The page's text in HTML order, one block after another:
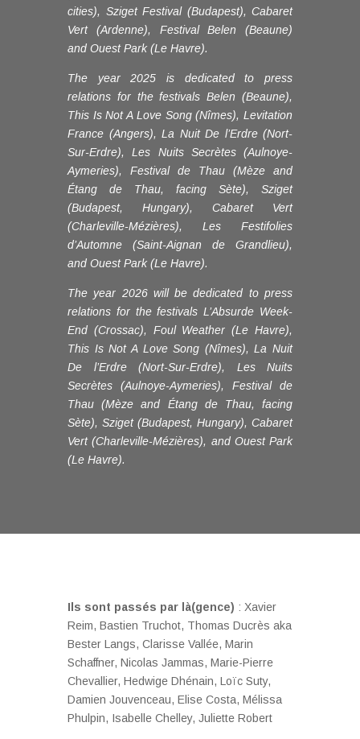
cities), Sziget Festival (Budapest), Cabaret
Vert (Ardenne), Festival Belen (Beaune)
and Ouest Park (Le Havre).
The year 2025 is dedicated to press
relations for the festivals Belen (Beaune),
This Is Not A Love Song (Nîmes), Levitation
France (Angers), La Nuit De l’Erdre (Nort-
Sur-Erdre), Les Nuits Secrètes (Aulnoye-
Aymeries), Festival de Thau (Mèze and
Étang de Thau, facing Sète), Sziget
(Budapest, Hungary), Cabaret Vert
(Charleville-Mézières), Les Festifolies
d’Automne (Saint-Aignan de Grandlieu),
and Ouest Park (Le Havre).
The year 2026 will be dedicated to press
relations for the festivals L’Absurde Week-
End (Crossac), Foul Weather (Le Havre),
This Is Not A Love Song (Nîmes), La Nuit
De l’Erdre (Nort-Sur-Erdre), Les Nuits
Secrètes (Aulnoye-Aymeries), Festival de
Thau (Mèze and Étang de Thau, facing
Sète), Sziget (Budapest, Hungary), Cabaret
Vert (Charleville-Mézières), and Ouest Park
(Le Havre).
Ils sont passés par là(gence) : Xavier
Reim, Bastien Truchot, Thomas Ducrès aka
Bester Langs, Clarisse Vallée, Marin
Schaffner, Nicolas Jammas, Marie-Pierre
Chevallier, Hedwige Dhénain, Loïc Suty,
Damien Jouvenceau, Elise Costa, Mélissa
Phulpin, Isabelle Chelley, Juliette Robert